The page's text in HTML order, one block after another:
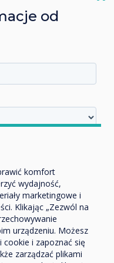
w sprawie naszych
poczty elektronicznej,
od Clevertouch i
demo lub
i
odwiedź nasząpolitykę
komfort
wydajność,
marketingowe i
Klikając „Zezwól na
urządzeniu. Możesz
cookie i zapoznać się
zarządzać plikami
od
w sprawie
poczty